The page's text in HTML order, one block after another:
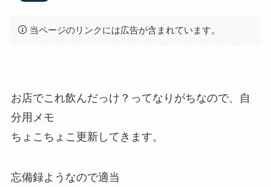
当ページのリンクには広告が含まれています。
お店でこれ飲んだっけ？ってなりがちなので、自
分用メモ
ちょこちょこ更新してきます。
忘備録ようなので適当